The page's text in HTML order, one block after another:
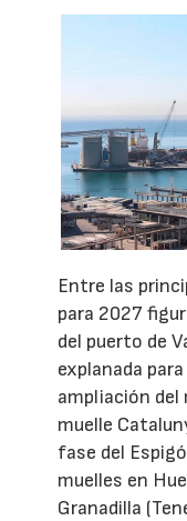
Entre las
para 2027
del puerto de
explanada
ampliación del
muelle
fase del
muelles en
Granadilla